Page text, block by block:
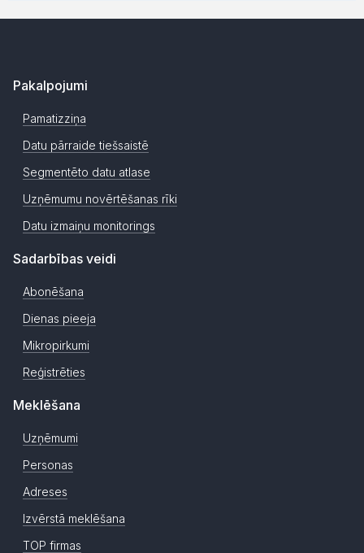
Pakalpojumi
Pamatizziņa
Datu pārraide tiešsaistē
Segmentēto datu atlase
Uzņēmumu novērtēšanas rīki
Datu izmaiņu monitorings
Sadarbības veidi
Abonēšana
Dienas pieeja
Mikropirkumi
Reģistrēties
Meklēšana
Uzņēmumi
Personas
Adreses
Izvērstā meklēšana
TOP firmas